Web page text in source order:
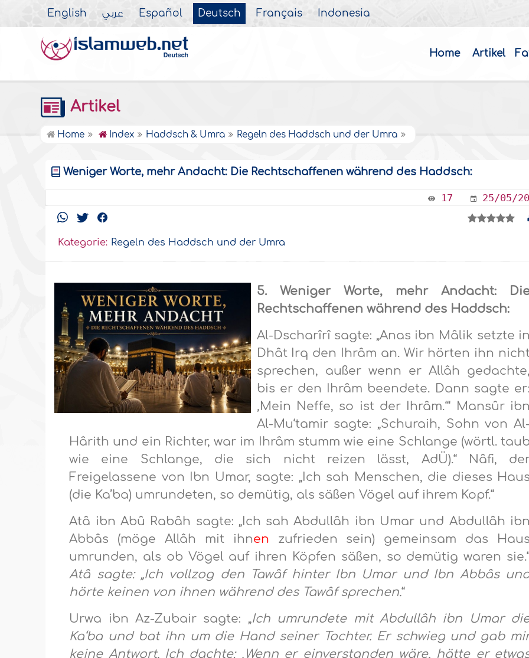
English عربي Español Deutsch Français Indonesia
Home Artikel
Artikel
Home Index Haddsch & Umra Regeln des Haddsch und der Umra
Weniger Worte, mehr Andacht: Die Rechtschaffenen während des Haddsch:
17 25/05/
Kategorie: Regeln des Haddsch und der Umra
5. Weniger Worte, mehr Andacht:
Rechtschaffenen während des Haddsch:
Al-Dscharîrî sagte: „Anas ibn Mâlik setzte in
Dhât Irq den Ihrâm an. Wir hörten ihn
sprechen, außer wenn er Allâh gedachte,
bis er den Ihrâm beendete. Dann sagte er:
‚Mein Neffe, so ist der Ihrâm.‘“ Mansûr ibn
Al-Mu‘tamir sagte: „Schuraih, Sohn von Al-
Hârith und ein Richter, war im Ihrâm stumm wie eine Schlange (wörtl. taub
wie eine Schlange, die sich nicht reizen lässt, AdÜ).“ Nâfi,
Freigelassene von Ibn Umar, sagte: „Ich sah Menschen, die dieses Haus
(die Ka’ba) umrundeten, so demütig, als säßen Vögel auf ihrem Kopf.“
Atâ ibn Abû Rabâh sagte: „Ich sah Abdullâh ibn Umar und Abdullâh ibn
Abbâs (möge Allâh mit ihnen zufrieden sein) gemeinsam das Haus
umrunden, als ob Vögel auf ihren Köpfen säßen, so demütig waren
Atâ sagte: „Ich vollzog den Tawâf hinter Ibn Umar und Ibn Abbâs
hörte keinen von ihnen während des Tawâf sprechen.“
Urwa ibn Az-Zubair sagte: „Ich umrundete mit Abdullâh ibn Umar
Ka‘ba und bat ihn um die Hand seiner Tochter. Er schwieg und gab
keine Antwort. Ich dachte: ‚Wenn er einverstanden wäre, hätte er